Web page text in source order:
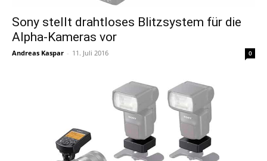
Sony stellt drahtloses Blitzsystem für die
Alpha-Kameras vor
Andreas Kaspar - 11. Juli 2016 0